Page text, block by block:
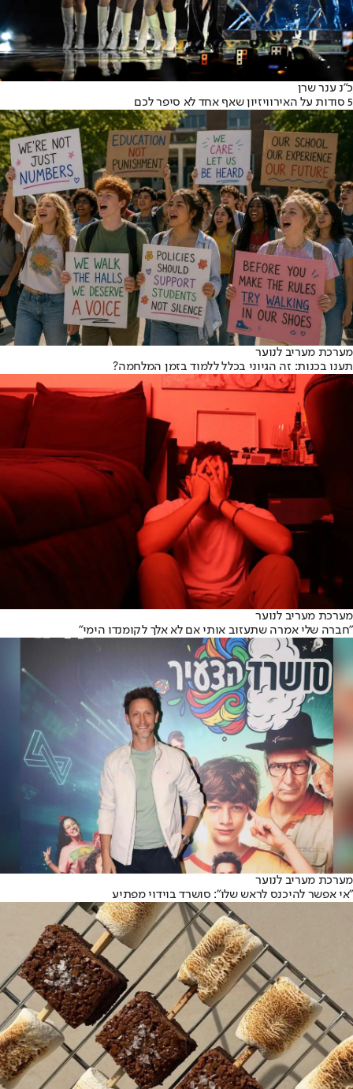
כ״נ ענר שרן
5 סודות על האירוויזיון שאף אחד לא סיפר לכם
מערכת מעריב לנוער
תענו בכנות: זה הגיוני בכלל ללמוד בזמן המלחמה?
מערכת מעריב לנוער
"חברה שלי אמרה שתעזוב אותי אם לא אלך לקומנדו הימי"
מערכת מעריב לנוער
"אי אפשר להיכנס לראש שלו": סושרד בוידוי מפתיע